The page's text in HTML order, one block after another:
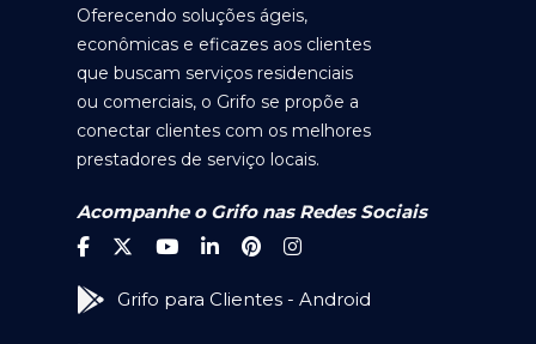
Oferecendo soluções ágeis,
econômicas e eficazes aos clientes
que buscam serviços residenciais
ou comerciais, o Grifo se propõe a
conectar clientes com os melhores
prestadores de serviço locais.
Acompanhe o Grifo nas Redes Sociais
Grifo para Clientes - Android